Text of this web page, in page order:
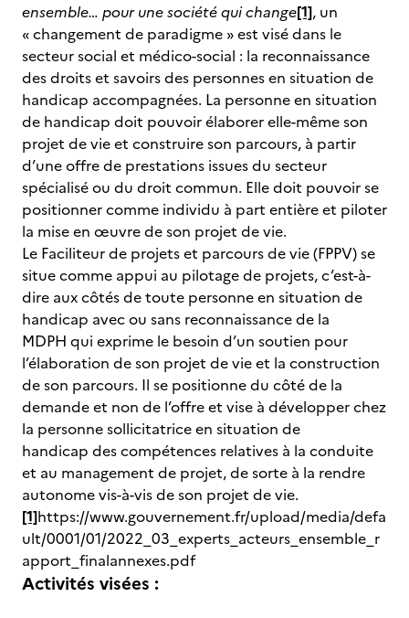
ensemble… pour une société qui change[1], un
« changement de paradigme » est visé dans le
secteur social et médico-social : la reconnaissance
des droits et savoirs des personnes en situation de
handicap accompagnées. La personne en situation
de handicap doit pouvoir élaborer elle-même son
projet de vie et construire son parcours, à partir
d’une offre de prestations issues du secteur
spécialisé ou du droit commun. Elle doit pouvoir se
positionner comme individu à part entière et piloter
la mise en œuvre de son projet de vie.
Le Faciliteur de projets et parcours de vie (FPPV) se
situe comme appui au pilotage de projets, c’est-à-
dire aux côtés de toute personne en situation de
handicap avec ou sans reconnaissance de la
MDPH qui exprime le besoin d’un soutien pour
l’élaboration de son projet de vie et la construction
de son parcours. Il se positionne du côté de la
demande et non de l’offre et vise à développer chez
la personne sollicitatrice en situation de
handicap des compétences relatives à la conduite
et au management de projet, de sorte à la rendre
autonome vis-à-vis de son projet de vie.
[1]https://www.gouvernement.fr/upload/media/defa
ult/0001/01/2022_03_experts_acteurs_ensemble_r
apport_finalannexes.pdf
Activités visées :